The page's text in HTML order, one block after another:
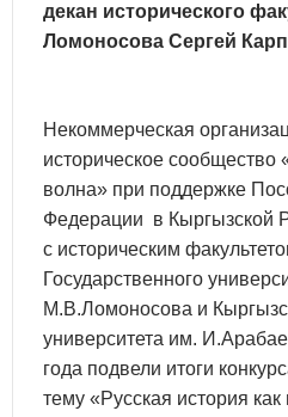
декан исторического
Ломоносова Сергей
Некоммерческая
историческое
волна» при поддержке
Федерации в Кыргызской
с историческим
Государственного
М.В.Ломоносова и
университета им.
года подвели итоги
тему «Русская история